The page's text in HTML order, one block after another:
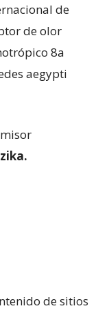
de
de olor
8a
aegypti
de sitios